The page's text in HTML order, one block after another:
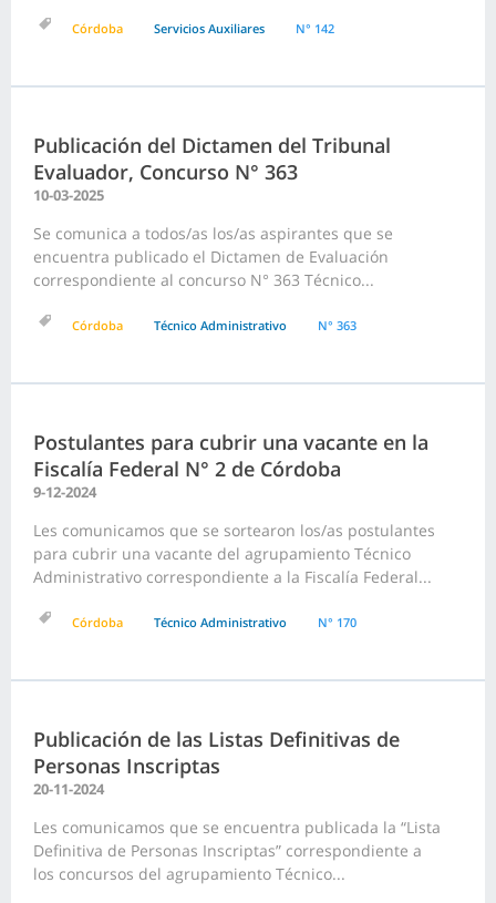
Córdoba Servicios Auxiliares N° 142
Publicación del Dictamen del Tribunal
Evaluador, Concurso N° 363
10-03-2025
Se comunica a todos/as los/as aspirantes que se
encuentra publicado el Dictamen de Evaluación
correspondiente al concurso N° 363 Técnico...
Córdoba Técnico Administrativo N° 363
Postulantes para cubrir una vacante en la
Fiscalía Federal N° 2 de Córdoba
9-12-2024
Les comunicamos que se sortearon los/as postulantes
para cubrir una vacante del agrupamiento Técnico
Administrativo correspondiente a la Fiscalía Federal...
Córdoba Técnico Administrativo N° 170
Publicación de las Listas Definitivas de
Personas Inscriptas
20-11-2024
Les comunicamos que se encuentra publicada la “Lista
Definitiva de Personas Inscriptas” correspondiente a
los concursos del agrupamiento Técnico...